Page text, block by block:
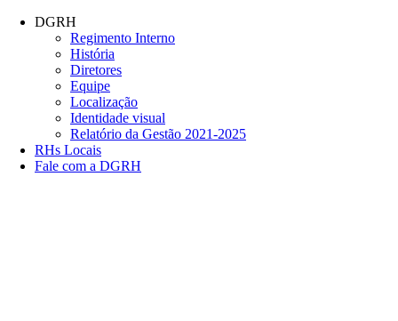
Conteúdo principal
DGRH
Regimento Interno
História
Diretores
Equipe
Localização
Identidade visual
Relatório da Gestão 2021-2025
RHs Locais
Fale com a DGRH